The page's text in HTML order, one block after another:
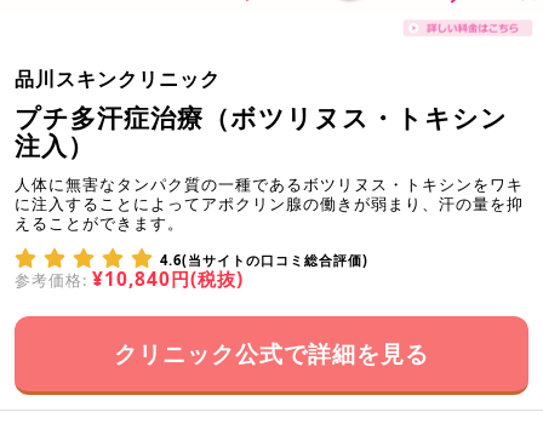
品川スキンクリニック
プチ多汗症治療（ボツリヌス・トキシン
注入）
人体に無害なタンパク質の一種であるボツリヌス・トキシンをワキ
に注入することによってアポクリン腺の働きが弱まり、汗の量を抑
えることができます。
4.6(当サイトの口コミ総合評価)
参考価格: ¥10,840円(税抜)
クリニック公式で詳細を見る